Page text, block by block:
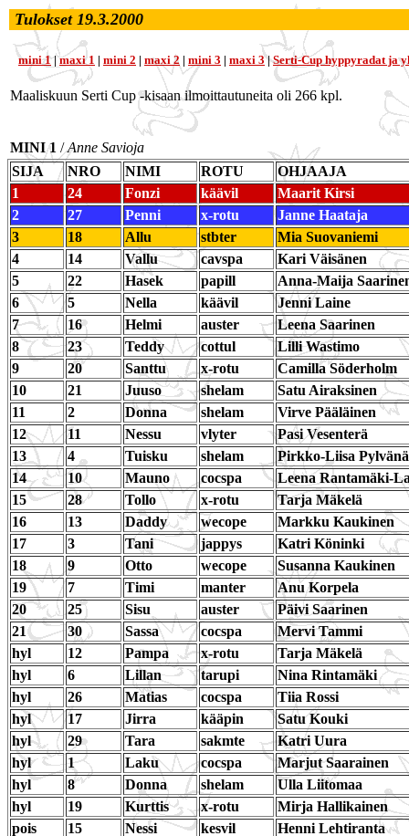
Tulokset 19.3.2000
mini 1|maxi 1 | mini 2 | maxi 2 | mini 3 | maxi 3|Serti-Cup hyppyradat ja
Maaliskuun Serti Cup -kisaan ilmoittautuneita oli 266 kpl.
MINI 1 /Anne Savioja
SIJA
NRO NIMI ROTU
OHJAAJA
1
24 Fonzi käävil
Maarit Kirsi
2
27 Penni x-rotu
Janne Haataja
3
18 Allu stbter
Mia Suovaniemi
4
14 Vallu cavspa
Kari Väisänen
5
22 Hasek papill
Anna-Maija
6
5 Nella käävil
Jenni Laine
7
16 Helmi auster
Leena Saarinen
8
23 Teddy cottul
Lilli Wastimo
9
20 Santtu x-rotu
Camilla Söderholm
10
21 Juuso shelam
Satu Airaksinen
11
2 Donna shelam
Virve Pääläinen
12
11 Nessu vlyter
Pasi Vesenterä
13
4 Tuisku shelam
Pirkko-Liisa
14
10 Mauno cocspa
Leena Rantamäki-
15
28 Tollo x-rotu
Tarja Mäkelä
16
13 Daddy wecope
Markku Kaukinen
17
3 Tani jappys
Katri Köninki
18
9 Otto wecope
Susanna Kaukinen
19
7 Timi manter
Anu Korpela
20
25 Sisu auster
Päivi Saarinen
21
30 Sassa cocspa
Mervi Tammi
hyl
12 Pampa x-rotu
Tarja Mäkelä
hyl
6 Lillan tarupi
Nina Rintamäki
hyl
26 Matias cocspa
Tiia Rossi
hyl
17 Jirra kääpin
Satu Kouki
hyl
29 Tara sakmte
Katri Uura
hyl
1 Laku cocspa
Marjut Saarainen
hyl
8 Donna shelam
Ulla Liitomaa
hyl
19 Kurttis x-rotu
Mirja Hallikainen
pois
15 Nessi kesvil Henni Lehtiranta